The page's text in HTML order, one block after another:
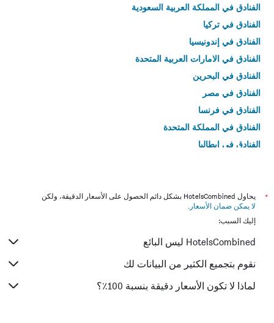
الفنادق في المملكة العربية السعودية
الفنادق في تركيا
الفنادق في إندونيسيا
الفنادق في الامارات العربية المتحدة
الفنادق في البحرين
الفنادق في مصر
الفنادق في فرنسا
الفنادق في المملكة المتحدة
الفنادق في إيطاليا
*
يحاول HotelsCombined بشكل دائم الحصول على الأسعار الدقيقة، ولكن
لا يمكن ضمان الأسعار .
إليك السبب:
HotelsCombined ليس البائع
نقوم بتجميع الكثير من البيانات لك
لماذا لا تكون الأسعار دقيقة بنسبة 100٪؟